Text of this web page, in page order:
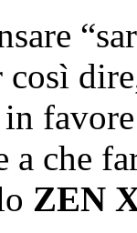
in
a che
ZEN